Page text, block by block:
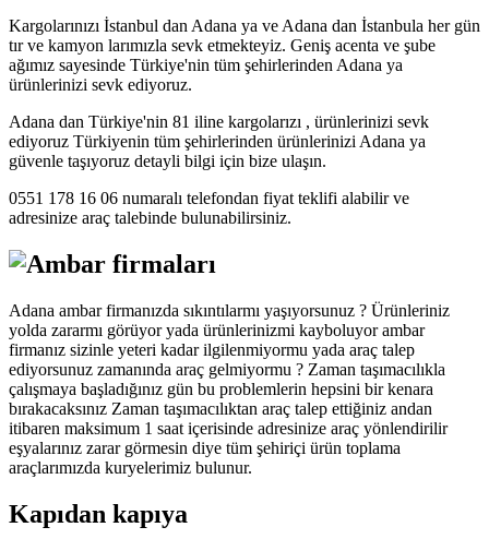
Kargolarınızı İstanbul dan Adana ya ve Adana dan İstanbula her gün
tır ve kamyon larımızla sevk etmekteyiz. Geniş acenta ve şube
ağımız sayesinde Türkiye'nin tüm şehirlerinden Adana ya
ürünlerinizi sevk ediyoruz.
Adana dan Türkiye'nin 81 iline kargolarızı , ürünlerinizi sevk
ediyoruz Türkiyenin tüm şehirlerinden ürünlerinizi Adana ya
güvenle taşıyoruz detayli bilgi için bize ulaşın.
0551 178 16 06 numaralı telefondan fiyat teklifi alabilir ve
adresinize araç talebinde bulunabilirsiniz.
Adana ambar firmanızda sıkıntılarmı yaşıyorsunuz ? Ürünleriniz
yolda zararmı görüyor yada ürünlerinizmi kayboluyor ambar
firmanız sizinle yeteri kadar ilgilenmiyormu yada araç talep
ediyorsunuz zamanında araç gelmiyormu ? Zaman taşımacılıkla
çalışmaya başladığınız gün bu problemlerin hepsini bir kenara
bırakacaksınız Zaman taşımacılıktan araç talep ettiğiniz andan
itibaren maksimum 1 saat içerisinde adresinize araç yönlendirilir
eşyalarınız zarar görmesin diye tüm şehiriçi ürün toplama
araçlarımızda kuryelerimiz bulunur.
Kapıdan kapıya